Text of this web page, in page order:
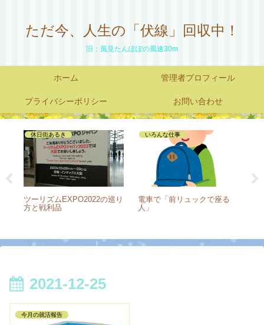
ただ今、人生の「伏線」回収中！
旧：風見たんぽぽの風速30m
ホーム 管理者プロフィール
プライバシーポリシー お問い合わせ
休日街あるき
ツーリズムEXPO2022の巡り
方と戦利品
いろんな仕事
電車で「前リュックで座る
人」
2021-12-25
今月の就活報告